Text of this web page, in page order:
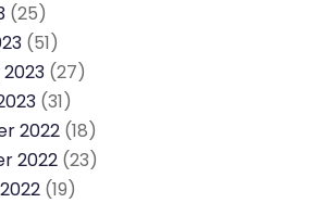
(25)
(51)
(27)
(31)
2022 (18)
2022 (23)
(19)